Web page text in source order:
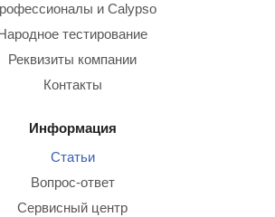
и Calypso
Народное тестирование
Реквизиты компании
Контакты
Информация
Статьи
Вопрос-ответ
Сервисный центр